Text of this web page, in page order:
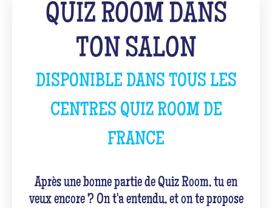
QUIZ ROOM DANS
TON SALON
DISPONIBLE DANS TOUS LES
CENTRES QUIZ ROOM DE
FRANCE
Après une bonne partie de Quiz Room, tu en
veux encore ? On t'a entendu, et on te propose